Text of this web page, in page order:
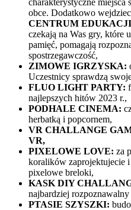
obce. Dodatkowo
CENTRUM
czekają na Was gry, które
pamięć, pomagają
spostrzegawczość,
ZIMOWE IGRZYSKA:
Uczestnicy sprawdzą
FLUO LIGHT PARTY:
najlepszych hitów 2023 r.,
PODHALE CINEMA:
herbatką i popcornem,
VR CHALLANGE
VR,
PIXELOWE LOVE: za
koralików zaprojektujecie i
pixelowe breloki,
KASK DIY
najbardziej rozpoznawalny
PTASIE SZYSZKI: